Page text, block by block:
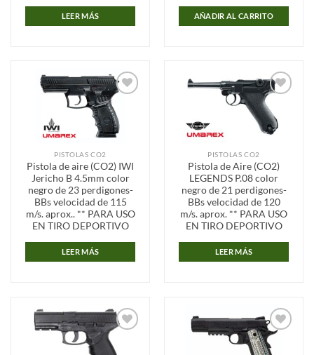
LEER MÁS AÑADIR AL CARRITO
Añadir
a la
lista de
deseos
PISTOLAS CO2
Pistola de aire (CO2) IWI
Jericho B 4.5mm color
negro de 23 perdigones-
BBs velocidad de 115
m/s. aprox.. ** PARA USO
EN TIRO DEPORTIVO
LEER MÁS
Añadir
a la
lista de
deseos
PISTOLAS CO2
Pistola de Aire (CO2)
LEGENDS P.08 color
negro de 21 perdigones-
BBs velocidad de 120
m/s. aprox. ** PARA USO
EN TIRO DEPORTIVO
LEER MÁS
Añadir
Añadir
a la